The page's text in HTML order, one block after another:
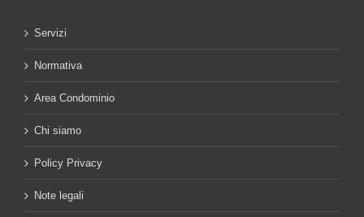
Servizi
Normativa
Area Condominio
Chi siamo
Policy Privacy
Note legali